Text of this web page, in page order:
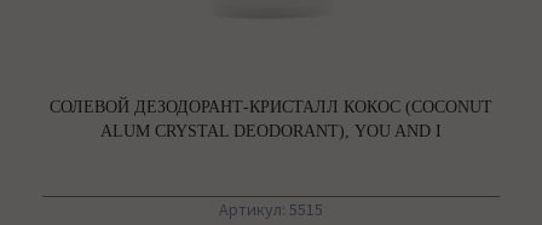
СОЛЕВОЙ ДЕЗОДОРАНТ-КРИСТАЛЛ КОКОС (COCONUT
ALUM CRYSTAL DEODORANT), YOU AND I
Артикул: 5515